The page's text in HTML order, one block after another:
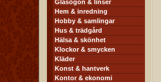
Glasögon & linser
Hem & inredning
Hobby & samlingar
Hus & trädgård
Hälsa & skönhet
Klockor & smycken
Kläder
Konst & hantverk
Kontor & ekonomi